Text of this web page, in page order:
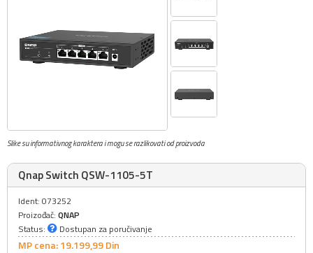
Slike su informativnog karaktera i mogu se razlikovati od proizvoda
Qnap Switch QSW-1105-5T
Ident: 073252
Proizođač: QNAP
Status:
Dostupan za poručivanje
MP cena: 19.199,99Din